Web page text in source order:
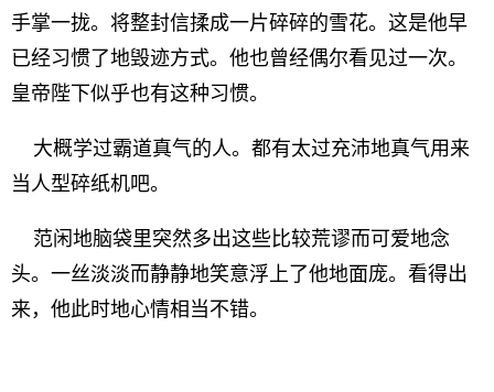
手掌一拢。将整封信揉成一片碎碎的雪花。这是他早
已经习惯了地毁迹方式。他也曾经偶尔看见过一次。
皇帝陛下似乎也有这种习惯。
大概学过霸道真气的人。都有太过充沛地真气用来
当人型碎纸机吧。
范闲地脑袋里突然多出这些比较荒谬而可爱地念
头。一丝淡淡而静静地笑意浮上了他地面庞。看得出
来，他此时地心情相当不错。